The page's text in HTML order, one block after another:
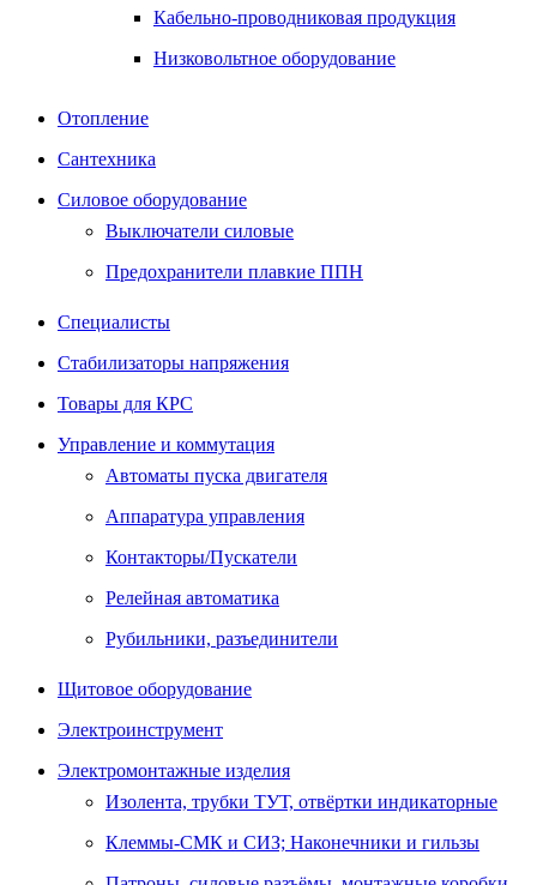
Кабельно-проводниковая продукция
Низковольтное оборудование
Отопление
Сантехника
Силовое оборудование
Выключатели силовые
Предохранители плавкие ППН
Специалисты
Стабилизаторы напряжения
Товары для КРС
Управление и коммутация
Автоматы пуска двигателя
Аппаратура управления
Контакторы/Пускатели
Релейная автоматика
Рубильники, разъединители
Щитовое оборудование
Электроинструмент
Электромонтажные изделия
Изолента, трубки ТУТ, отвёртки индикаторные
Клеммы-СМК и СИЗ; Наконечники и гильзы